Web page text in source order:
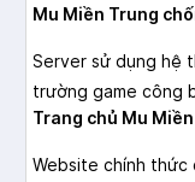
Mu Miền Trung
Server sử dụng hệ
trường game công
Trang chủ Mu
Website chính thức